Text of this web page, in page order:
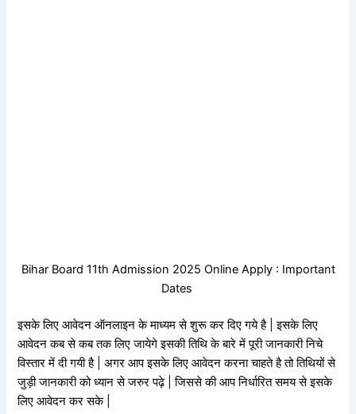
Bihar Board 11th Admission 2025 Online Apply : Important
Dates
इसके लिए आवेदन ऑनलाइन के माध्यम से शुरू कर दिए गये है | इसके लिए
आवेदन कब से कब तक लिए जायेगे इसकी तिथि के बारे में पूरी जानकारी निचे
विस्तार में दी गयी है | अगर आप इसके लिए आवेदन करना चाहते है तो तिथियों से
जुड़ी जानकारी को ध्यान से जरुर पढ़े | जिससे की आप निर्धारित समय से इसके
लिए आवेदन कर सके |